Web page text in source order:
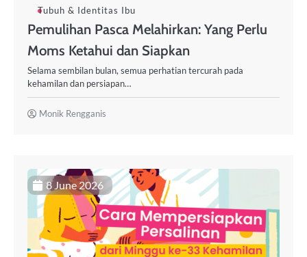
Tubuh & Identitas Ibu
Pemulihan Pasca Melahirkan: Yang Perlu
Moms Ketahui dan Siapkan
Selama sembilan bulan, semua perhatian tercurah pada
kehamilan dan persiapan…
Monik Rengganis
8 June 2026